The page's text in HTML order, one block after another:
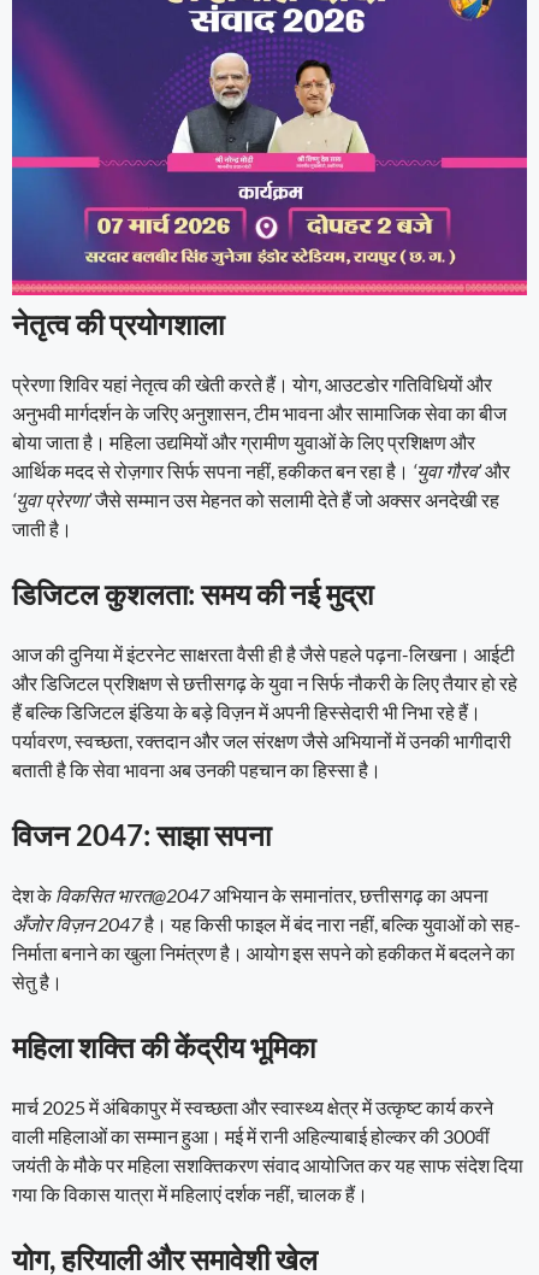
नेतृत्व की प्रयोगशाला
प्रेरणा शिविर यहां नेतृत्व की खेती करते हैं। योग, आउटडोर गतिविधियों और
अनुभवी मार्गदर्शन के जरिए अनुशासन, टीम भावना और सामाजिक सेवा का बीज
बोया जाता है। महिला उद्यमियों और ग्रामीण युवाओं के लिए प्रशिक्षण और
आर्थिक मदद से रोज़गार सिर्फ सपना नहीं, हकीकत बन रहा है। ‘युवा गौरव’और
‘युवा प्रेरणा’जैसे सम्मान उस मेहनत को सलामी देते हैं जो अक्सर अनदेखी रह
जाती है।
डिजिटल कुशलता: समय की नई मुद्रा
आज की दुनिया में इंटरनेट साक्षरता वैसी ही है जैसे पहले पढ़ना-लिखना। आईटी
और डिजिटल प्रशिक्षण से छत्तीसगढ़ के युवा न सिर्फ नौकरी के लिए तैयार हो रहे
हैं बल्कि डिजिटल इंडिया के बड़े विज़न में अपनी हिस्सेदारी भी निभा रहे हैं।
पर्यावरण, स्वच्छता, रक्तदान और जल संरक्षण जैसे अभियानों में उनकी भागीदारी
बताती है कि सेवा भावना अब उनकी पहचान का हिस्सा है।
विजन 2047: साझा सपना
देश केविकसित भारत@2047अभियान के समानांतर, छत्तीसगढ़ का अपना
अँजोर विज़न 2047है। यह किसी फाइल में बंद नारा नहीं, बल्कि युवाओं को सह-
निर्माता बनाने का खुला निमंत्रण है। आयोग इस सपने को हकीकत में बदलने का
सेतु है।
महिला शक्ति की केंद्रीय भूमिका
मार्च 2025 में अंबिकापुर में स्वच्छता और स्वास्थ्य क्षेत्र में उत्कृष्ट कार्य करने
वाली महिलाओं का सम्मान हुआ। मई में रानी अहिल्याबाई होल्कर की 300वीं
जयंती के मौके पर महिला सशक्तिकरण संवाद आयोजित कर यह साफ संदेश दिया
गया कि विकास यात्रा में महिलाएं दर्शक नहीं, चालक हैं।
योग, हरियाली और समावेशी खेल